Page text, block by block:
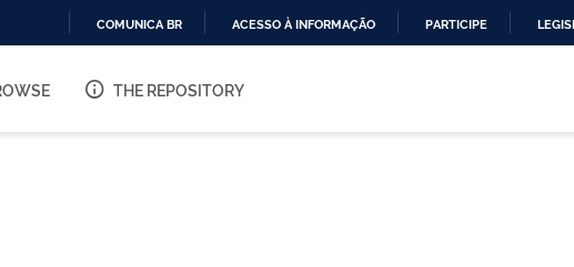
O
COMUNICA BR ACESSO À INFORMAÇÃO PARTICIPE
THE REPOSITORY